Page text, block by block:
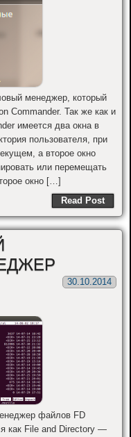
менеджер, который
Commander. Так же как и
имеется два окна в
пользователя, при
а второе окно
или перемещать
окно […]
Read Post
30.10.2014
файлов FD
как File and Directory —